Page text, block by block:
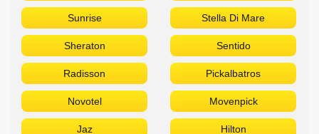
Azur
Сетевые отели ОАЭ
Отдыхайте в лучших отелях